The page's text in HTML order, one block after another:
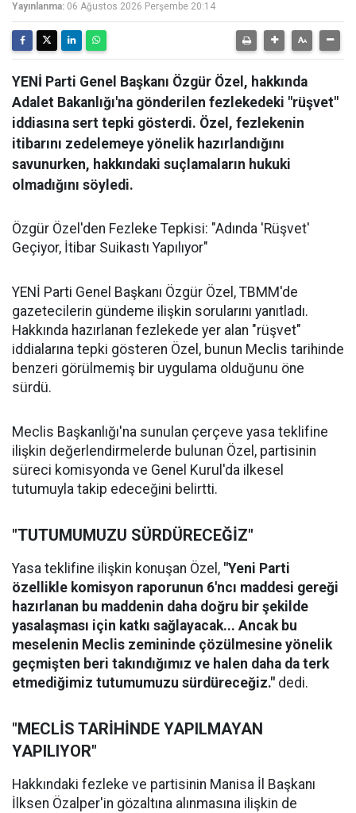
Yayınlanma: 06 Ağustos 2026 Perşembe 20:14
YENİ Parti Genel Başkanı Özgür Özel, hakkında
Adalet Bakanlığı'na gönderilen fezlekedeki "rüşvet"
iddiasına sert tepki gösterdi. Özel, fezlekenin
itibarını zedelemeye yönelik hazırlandığını
savunurken, hakkındaki suçlamaların hukuki
olmadığını söyledi.
Özgür Özel'den Fezleke Tepkisi: "Adında 'Rüşvet'
Geçiyor, İtibar Suikastı Yapılıyor"
YENİ Parti Genel Başkanı Özgür Özel, TBMM'de
gazetecilerin gündeme ilişkin sorularını yanıtladı.
Hakkında hazırlanan fezlekede yer alan "rüşvet"
iddialarına tepki gösteren Özel, bunun Meclis tarihinde
benzeri görülmemiş bir uygulama olduğunu öne
sürdü.
Meclis Başkanlığı'na sunulan çerçeve yasa teklifine
ilişkin değerlendirmelerde bulunan Özel, partisinin
süreci komisyonda ve Genel Kurul'da ilkesel
tutumuyla takip edeceğini belirtti.
"TUTUMUMUZU SÜRDÜRECEĞİZ"
Yasa teklifine ilişkin konuşan Özel, "Yeni Parti
özellikle komisyon raporunun 6'ncı maddesi gereği
hazırlanan bu maddenin daha doğru bir şekilde
yasalaşması için katkı sağlayacak... Ancak bu
meselenin Meclis zemininde çözülmesine yönelik
geçmişten beri takındığımız ve halen daha da terk
etmediğimiz tutumumuzu sürdüreceğiz." dedi.
"MECLİS TARİHİNDE YAPILMAYAN
YAPILIYOR"
Hakkındaki fezleke ve partisinin Manisa İl Başkanı
İlksen Özalper'in gözaltına alınmasına ilişkin de